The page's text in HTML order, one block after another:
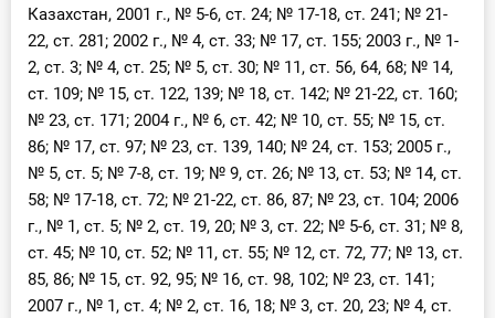
Казахстан, 2001 г., № 5-6, ст. 24; № 17-18, ст. 241; № 21-
22, ст. 281; 2002 г., № 4, ст. 33; № 17, ст. 155; 2003 г., № 1-
2, ст. 3; № 4, ст. 25; № 5, ст. 30; № 11, ст. 56, 64, 68; № 14,
ст. 109; № 15, ст. 122, 139; № 18, ст. 142; № 21-22, ст. 160;
№ 23, ст. 171; 2004 г., № 6, ст. 42; № 10, ст. 55; № 15, ст.
86; № 17, ст. 97; № 23, ст. 139, 140; № 24, ст. 153; 2005 г.,
№ 5, ст. 5; № 7-8, ст. 19; № 9, ст. 26; № 13, ст. 53; № 14, ст.
58; № 17-18, ст. 72; № 21-22, ст. 86, 87; № 23, ст. 104; 2006
г., № 1, ст. 5; № 2, ст. 19, 20; № 3, ст. 22; № 5-6, ст. 31; № 8,
ст. 45; № 10, ст. 52; № 11, ст. 55; № 12, ст. 72, 77; № 13, ст.
85, 86; № 15, ст. 92, 95; № 16, ст. 98, 102; № 23, ст. 141;
2007 г., № 1, ст. 4; № 2, ст. 16, 18; № 3, ст. 20, 23; № 4, ст.